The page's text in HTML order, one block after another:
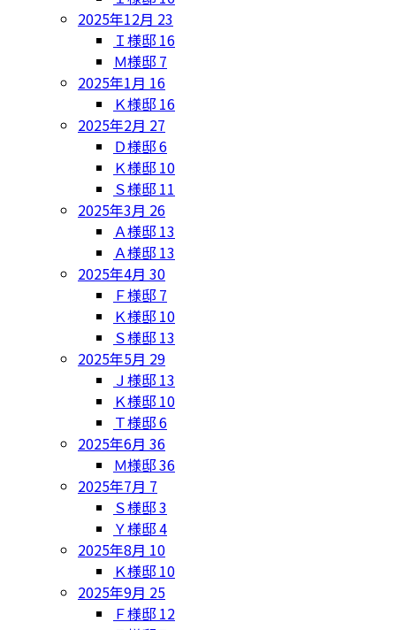
2025年12月 23
Ｉ様邸 16
Ｍ様邸 7
2025年1月 16
Ｋ様邸 16
2025年2月 27
Ｄ様邸6
Ｋ様邸 10
Ｓ様邸 11
2025年3月 26
Ａ様邸 13
Ａ様邸 13
2025年4月 30
Ｆ様邸 7
Ｋ様邸 10
Ｓ様邸 13
2025年5月 29
Ｊ様邸 13
Ｋ様邸 10
Ｔ様邸6
2025年6月 36
Ｍ様邸36
2025年7月 7
Ｓ様邸3
Ｙ様邸4
2025年8月 10
Ｋ様邸 10
2025年9月 25
Ｆ様邸 12